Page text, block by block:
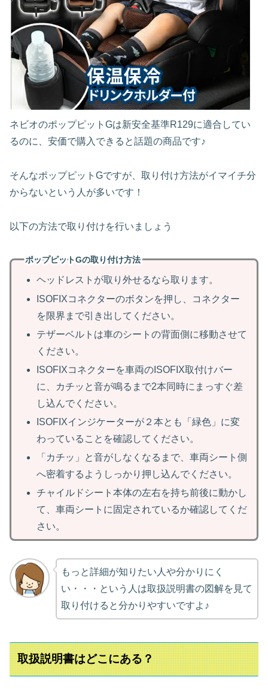
ネビオのポップピットGは新安全基準R129に適合してい
るのに、安価で購入できると話題の商品です♪
そんなポップピットGですが、取り付け方法がイマイチ分
からないという人が多いです！
以下の方法で取り付けを行いましょう
ポップピットGの取り付け方法
ヘッドレストが取り外せるなら取ります。
ISOFIXコネクターのボタンを押し、コネクター
を限界まで引き出してください。
テザーベルトは車のシートの背面側に移動させて
ください。
ISOFIXコネクターを車両のISOFIX取付けバー
に、カチッと音が鳴るまで2本同時にまっすぐ差
し込んでください。
ISOFIXインジケーターが２本とも「緑色」に変
わっていることを確認してください。
「カチッ」と音がしなくなるまで、車両シート側
へ密着するようしっかり押し込んでください。
チャイルドシート本体の左右を持ち前後に動かし
て、車両シートに固定されているか確認してくだ
さい。
もっと詳細が知りたい人や分かりにく
い・・・という人は取扱説明書の図解を見て
取り付けると分かりやすいですよ♪
取扱説明書はどこにある？